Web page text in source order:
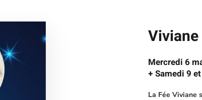
Mercredi 6
+ Samedi 9
La Fée Viviane